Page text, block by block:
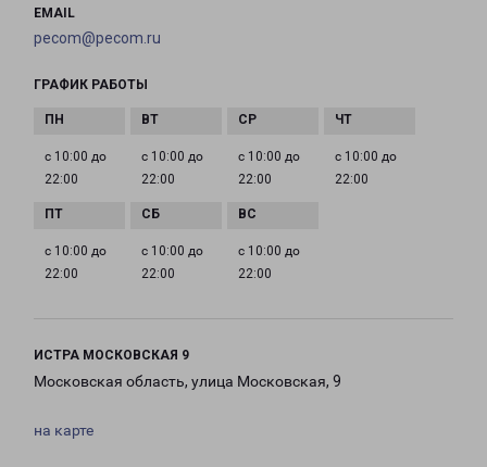
EMAIL
pecom@pecom.ru
ГРАФИК РАБОТЫ
с 10:00 до
22:00
с 10:00 до
22:00
с 10:00 до
22:00
с 10:00 до
22:00
с 10:00 до
22:00
с 10:00 до
22:00
с 10:00 до
22:00
ИСТРА МОСКОВСКАЯ 9
Московская область, улица Московская, 9
на карте